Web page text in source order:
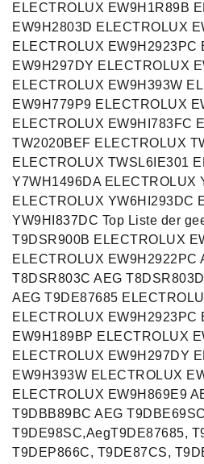
ELECTROLUX EW9H1R89B
EW9H2803D ELECTROLUX
ELECTROLUX EW9H2923PC
EW9H297DY ELECTROLUX
ELECTROLUX EW9H393W
EW9H779P9 ELECTROLUX
ELECTROLUX EW9HI783FC
TW2020BEF ELECTROLUX
ELECTROLUX TWSL6IE301
Y7WH1496DA ELECTROLUX
ELECTROLUX YW6HI293DC
YW9HI837DC Top Liste der
T9DSR900B ELECTROLUX
ELECTROLUX EW9H2922PC
T8DSR803C AEG
AEG T9DE87685
ELECTROLUX EW9H2923PC
EW9H189BP ELECTROLUX
ELECTROLUX EW9H297DY
EW9H393W ELECTROLUX
ELECTROLUX EW9H869E9
T9DBB89BC AEG
T9DE98SC,AegT9DE87685,
T9DEP866C, T9DE87CS,